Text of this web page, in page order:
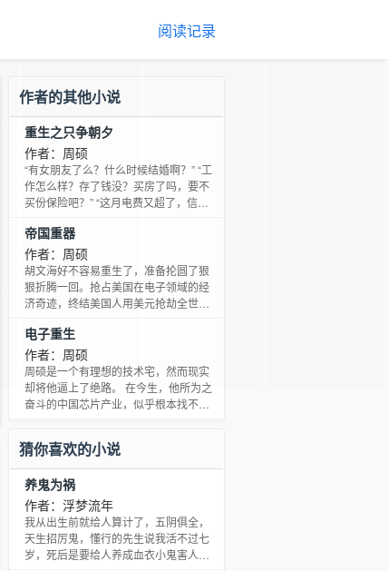
阅读记录
作者的其他小说
重生之只争朝夕
作者：周硕
“有女朋友了么？什么时候结婚啊？” “工
作怎么样？存了钱没？买房了吗，要不
买份保险吧？” “这月电费又超了，信用
贱和黄小仙搞办公室恋情，妈蛋，成天
看他们俩秀恩爱就不烦别人了！” 青春即
将逝去，当你掐起肚子上的赘肉，是否
会回忆起那些烈日下挥洒的汗水？ 曾经
该泡的女人没泡，该赚的钱没赚到，却
你的面前，千万不要抱怨自己还没有
帝国重器
作者：周硕
胡文海好不容易重生了，准备抡圆了狠
狠折腾一回。抢占美国在电子领域的经
济奇迹，终结美国人用美元抢劫全世界
玩航模玩出无人机，卖电池卖成汽车霸
主，用安225发射卫星，ARM取代x86，
让世界空战史提前进入了排队枪毙时
代…… 从海湾战争到南联盟，从帝国坟
场到伊拉克，美国的每一次对外战争，
们的CNMD
电子重生
作者：周硕
周硕是一个有理想的技术宅，然而现实
却将他逼上了绝路。 在今生，他所为之
奋斗的中国芯片产业，似乎根本找不到
给了他再来一次的机会。 这一次不仅要
弥补自己人生的遗憾，他还要振兴整个
中国的芯片业！ 最后，他终于站在了与
微软、英特尔决斗的舞台上，他的身后
倒下的是三星、索尼、尼康、思科、惠
普、佳能、苹果…… 他的敌人背后还有
应用材料、德州仪
猜你喜欢的小说
养鬼为祸
作者：浮梦流年
我从出生前就给人算计了，五阴俱全，
天生招厉鬼，懂行的先生说我活不过七
岁，死后是要给人养成血衣小鬼害人